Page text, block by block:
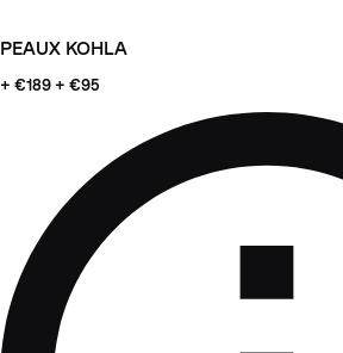
PEAUX KOHLA
+ €189 + €95